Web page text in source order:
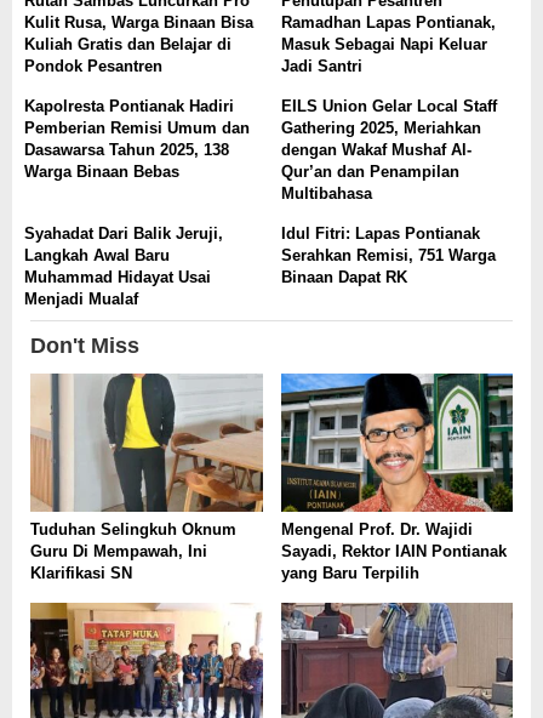
Kulit Rusa, Warga Binaan Bisa
Kuliah Gratis dan Belajar di
Pondok Pesantren
Ramadhan Lapas Pontianak,
Masuk Sebagai Napi Keluar
Jadi Santri
Kapolresta Pontianak Hadiri
Pemberian Remisi Umum dan
Dasawarsa Tahun 2025, 138
Warga Binaan Bebas
EILS Union Gelar Local Staff
Gathering 2025, Meriahkan
dengan Wakaf Mushaf Al-
Qur’an dan Penampilan
Multibahasa
Syahadat Dari Balik Jeruji,
Langkah Awal Baru
Muhammad Hidayat Usai
Menjadi Mualaf
Idul Fitri: Lapas Pontianak
Serahkan Remisi, 751 Warga
Binaan Dapat RK
Don't Miss
Tuduhan Selingkuh Oknum
Guru Di Mempawah, Ini
Klarifikasi SN
Mengenal Prof. Dr. Wajidi
Sayadi, Rektor IAIN Pontianak
yang Baru Terpilih